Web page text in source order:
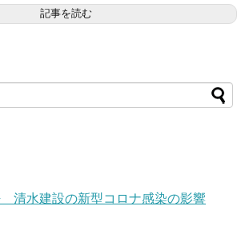
記事を読む
清水建設の新型コロナ感染の影響